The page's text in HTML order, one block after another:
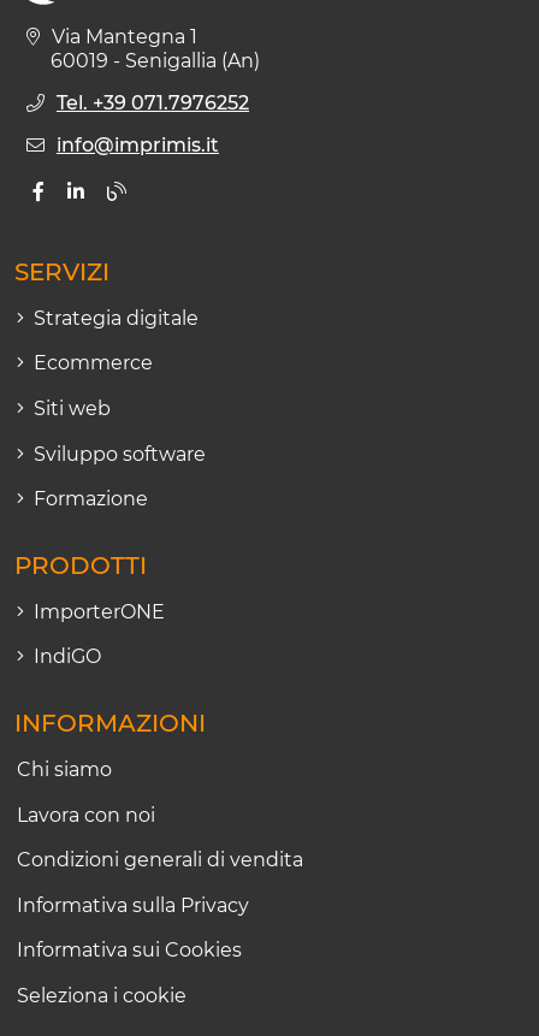
Via Mantegna 1
60019 - Senigallia (An)
Tel. +39 071.7976252
info@imprimis.it
SERVIZI
Strategia digitale
Ecommerce
Siti web
Sviluppo software
Formazione
PRODOTTI
ImporterONE
IndiGO
INFORMAZIONI
Chi siamo
Lavora con noi
Condizioni generali di vendita
Informativa sulla Privacy
Informativa sui Cookies
Seleziona i cookie